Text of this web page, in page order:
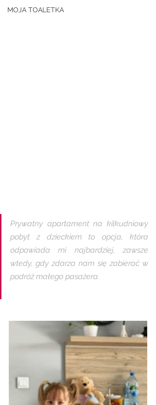
MOJA TOALETKA
Prywatny apartament na kilkudniowy
pobyt z dzieckiem to opcja, która
odpowiada mi najbardziej, zawsze
wtedy, gdy zdarza nam się zabierać w
podróż małego pasażera.